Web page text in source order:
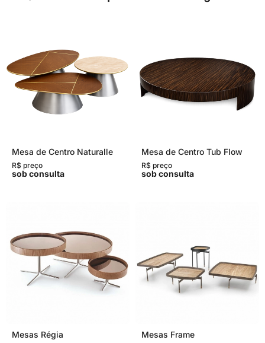
Mesa de Centro Naturalle
R$ preço
sob consulta
Mesa de Centro Tub Flow
R$ preço
sob consulta
Mesas Régia Mesas Frame